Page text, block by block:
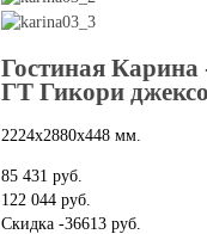
Гостиная
ГТ Гикори
2224х2880х448 мм.
85 431 руб.
122 044 руб.
Скидка -36613 руб.